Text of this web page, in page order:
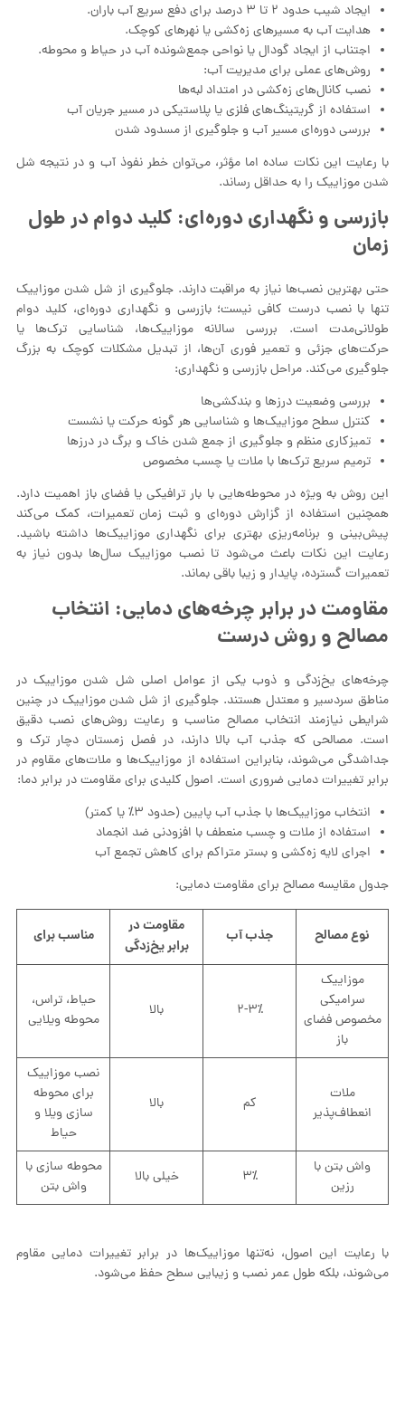
ایجاد شیب حدود ۲ تا ۳ درصد برای دفع سریع آب باران.
هدایت آب به مسیرهای زه‌کشی یا نهرهای کوچک.
اجتناب از ایجاد گودال یا نواحی جمع‌شونده آب در حیاط و محوطه.
روش‌های عملی برای مدیریت آب:
نصب کانال‌های زه‌کشی در امتداد لبه‌ها
استفاده از گریتینگ‌های فلزی یا پلاستیکی در مسیر جریان آب
بررسی دوره‌ای مسیر آب و جلوگیری از مسدود شدن
با رعایت این نکات ساده اما مؤثر، می‌توان خطر نفوذ آب و در نتیجه شل
شدن موزاییک را به حداقل رساند.
بازرسی و نگهداری دوره‌ای: کلید دوام در طول
زمان
حتی بهترین نصب‌ها نیاز به مراقبت دارند. جلوگیری از شل شدن موزاییک
تنها با نصب درست کافی نیست؛ بازرسی و نگهداری دوره‌ای، کلید دوام
طولانی‌مدت است. بررسی سالانه موزاییک‌ها، شناسایی ترک‌ها یا
حرکت‌های جزئی و تعمیر فوری آن‌ها، از تبدیل مشکلات کوچک به بزرگ
جلوگیری می‌کند. مراحل بازرسی و نگهداری:
بررسی وضعیت درزها و بندکشی‌ها
کنترل سطح موزاییک‌ها و شناسایی هر گونه حرکت یا نشست
تمیزکاری منظم و جلوگیری از جمع شدن خاک و برگ در درزها
ترمیم سریع ترک‌ها با ملات یا چسب مخصوص
این روش به ویژه در محوطه‌هایی با بار ترافیکی یا فضای باز اهمیت دارد.
همچنین استفاده از گزارش دوره‌ای و ثبت زمان تعمیرات، کمک می‌کند
پیش‌بینی و برنامه‌ریزی بهتری برای نگهداری موزاییک‌ها داشته باشید.
رعایت این نکات باعث می‌شود تا نصب موزاییک سال‌ها بدون نیاز به
تعمیرات گسترده، پایدار و زیبا باقی بماند.
مقاومت در برابر چرخه‌های دمایی: انتخاب
مصالح و روش درست
چرخه‌های یخ‌زدگی و ذوب یکی از عوامل اصلی شل شدن موزاییک در
مناطق سردسیر و معتدل هستند. جلوگیری از شل شدن موزاییک در چنین
شرایطی نیازمند انتخاب مصالح مناسب و رعایت روش‌های نصب دقیق
است. مصالحی که جذب آب بالا دارند، در فصل زمستان دچار ترک و
جداشدگی می‌شوند، بنابراین استفاده از موزاییک‌ها و ملات‌های مقاوم در
برابر تغییرات دمایی ضروری است. اصول کلیدی برای مقاومت در برابر دما:
انتخاب موزاییک‌ها با جذب آب پایین (حدود ۳٪ یا کمتر)
استفاده از ملات و چسب منعطف با افزودنی ضد انجماد
اجرای لایه زه‌کشی و بستر متراکم برای کاهش تجمع آب
جدول مقایسه مصالح برای مقاومت دمایی:
نوع مصالح جذب آب
مقاومت در
برابر یخ‌زدگی
مناسب برای
موزاییک
سرامیکی
مخصوص فضای
باز
۲-۳٪ بالا
حیاط، تراس،
محوطه ویلایی
ملات
انعطاف‌پذیر
کم بالا
نصب موزاییک
برای محوطه
سازی ویلا و
حیاط
واش بتن با
رزین
۳٪ خیلی بالا
محوطه سازی با
واش بتن
با رعایت این اصول، نه‌تنها موزاییک‌ها در برابر تغییرات دمایی مقاوم
می‌شوند، بلکه طول عمر نصب و زیبایی سطح حفظ می‌شود.